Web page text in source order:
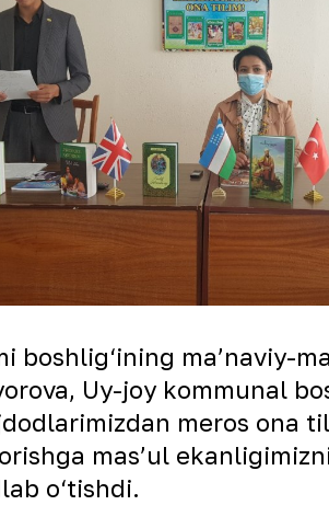
maʼnaviy-
Uy-joy kommunal
meros ona
masʼul
o‘tishdi.